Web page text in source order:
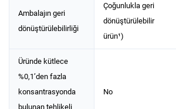
Ambalajın geri
dönüştürülebilirliği
Çoğunlukla geri
dönüştürülebilir
ürün¹)
Üründe kütlece
%0,1’den fazla
konsantrasyonda
bulunan tehlikeli
No